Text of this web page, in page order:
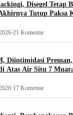
Disegel Tetap
Tutup Paksa
•21 Komentar
Diintimidasi Preman,
Atas Air Situ 7
•17 Komentar